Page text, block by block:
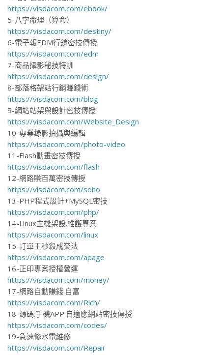
https://visdacom.com/ebook/
5-八字命理（算命）
https://visdacom.com/destiny/
6-電子報EDM行銷密技傳授
https://visdacom.com/edm
7-商品攝影秘技特訓
https://visdacom.com/design/
8-部落格架站行銷賺錢術
https://visdacom.com/blog
9-網站站架與設計密技傳授
https://visdacom.com/Website_Design
10-專業錄影拍攝與編輯
https://visdacom.com/photo-video
11-Flash動畫密技傳授
https://visdacom.com/flash
12-網路賺百萬密技傳授
https://visdacom.com/soho
13-PHP程式設計+MySQL密技
https://visdacom.com/php/
14-Linux主機架設.維護專案
https://visdacom.com/linux
15-訂單王秒殺成交法
https://visdacom.com/apage
16-正印專案授權營運
https://visdacom.com/money/
17-網路自動賺錢.自富
https://visdacom.com/Rich/
18-源碼.手機APP.自適應網站密技傳授
https://visdacom.com/codes/
19-急速修水電維修
https://visdacom.com/Repair